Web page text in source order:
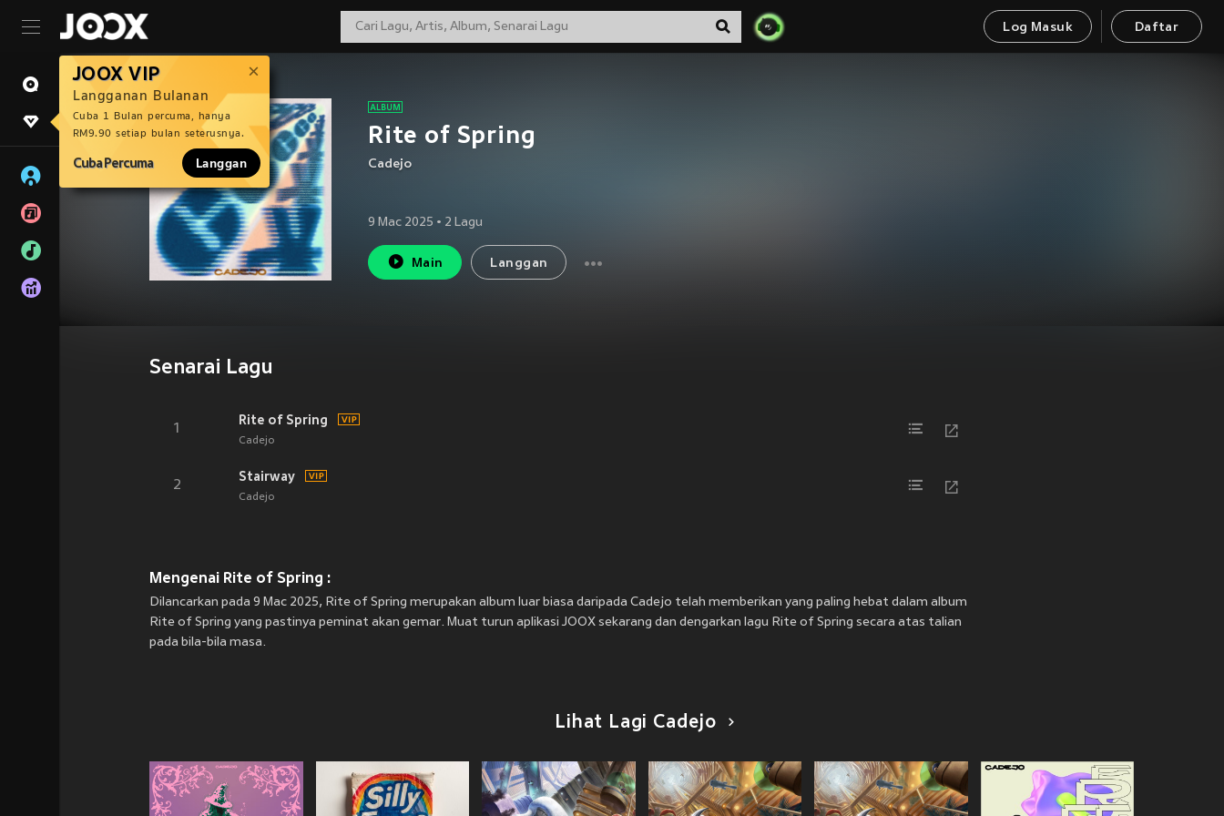
Log Masuk Daftar
JOOX VIP
Langganan Bulanan
Cuba 1 Bulan percuma, hanya
RM9.90 setiap bulan seterusnya.
Cuba Percuma Langgan
Rite of Spring
Cadejo
9 Mac 2025 • 2 Lagu
Main Langgan
Senarai Lagu
1
Rite of Spring
Cadejo
2
Stairway
Cadejo
Mengenai Rite of Spring :
Dilancarkan pada 9 Mac 2025, Rite of Spring merupakan album luar biasa daripada Cadejo telah memberikan yang paling hebat dalam album
Rite of Spring yang pastinya peminat akan gemar. Muat turun aplikasi JOOX sekarang dan dengarkan lagu Rite of Spring secara atas talian
pada bila-bila masa.
Lihat Lagi Cadejo